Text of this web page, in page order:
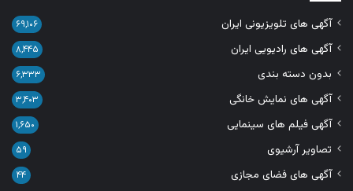
آگهی های تلویزیونی ایران ۶۹,۱۰۶
آگهی های رادیویی ایران ۸,۴۴۵
بدون دسته بندی ۶,۳۳۳
آگهی های نمایش خانگی ۳,۴۰۳
آگهی فیلم های سینمایی ۱,۶۵۰
تصاویر آرشیوی ۵۹
آگهی های فضای مجازی ۴۴